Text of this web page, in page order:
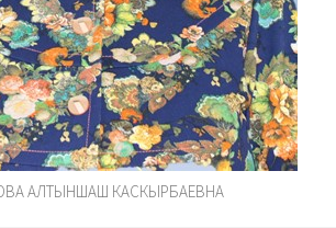
АЛТЫНШАШ КАСКЫРБАЕВНА